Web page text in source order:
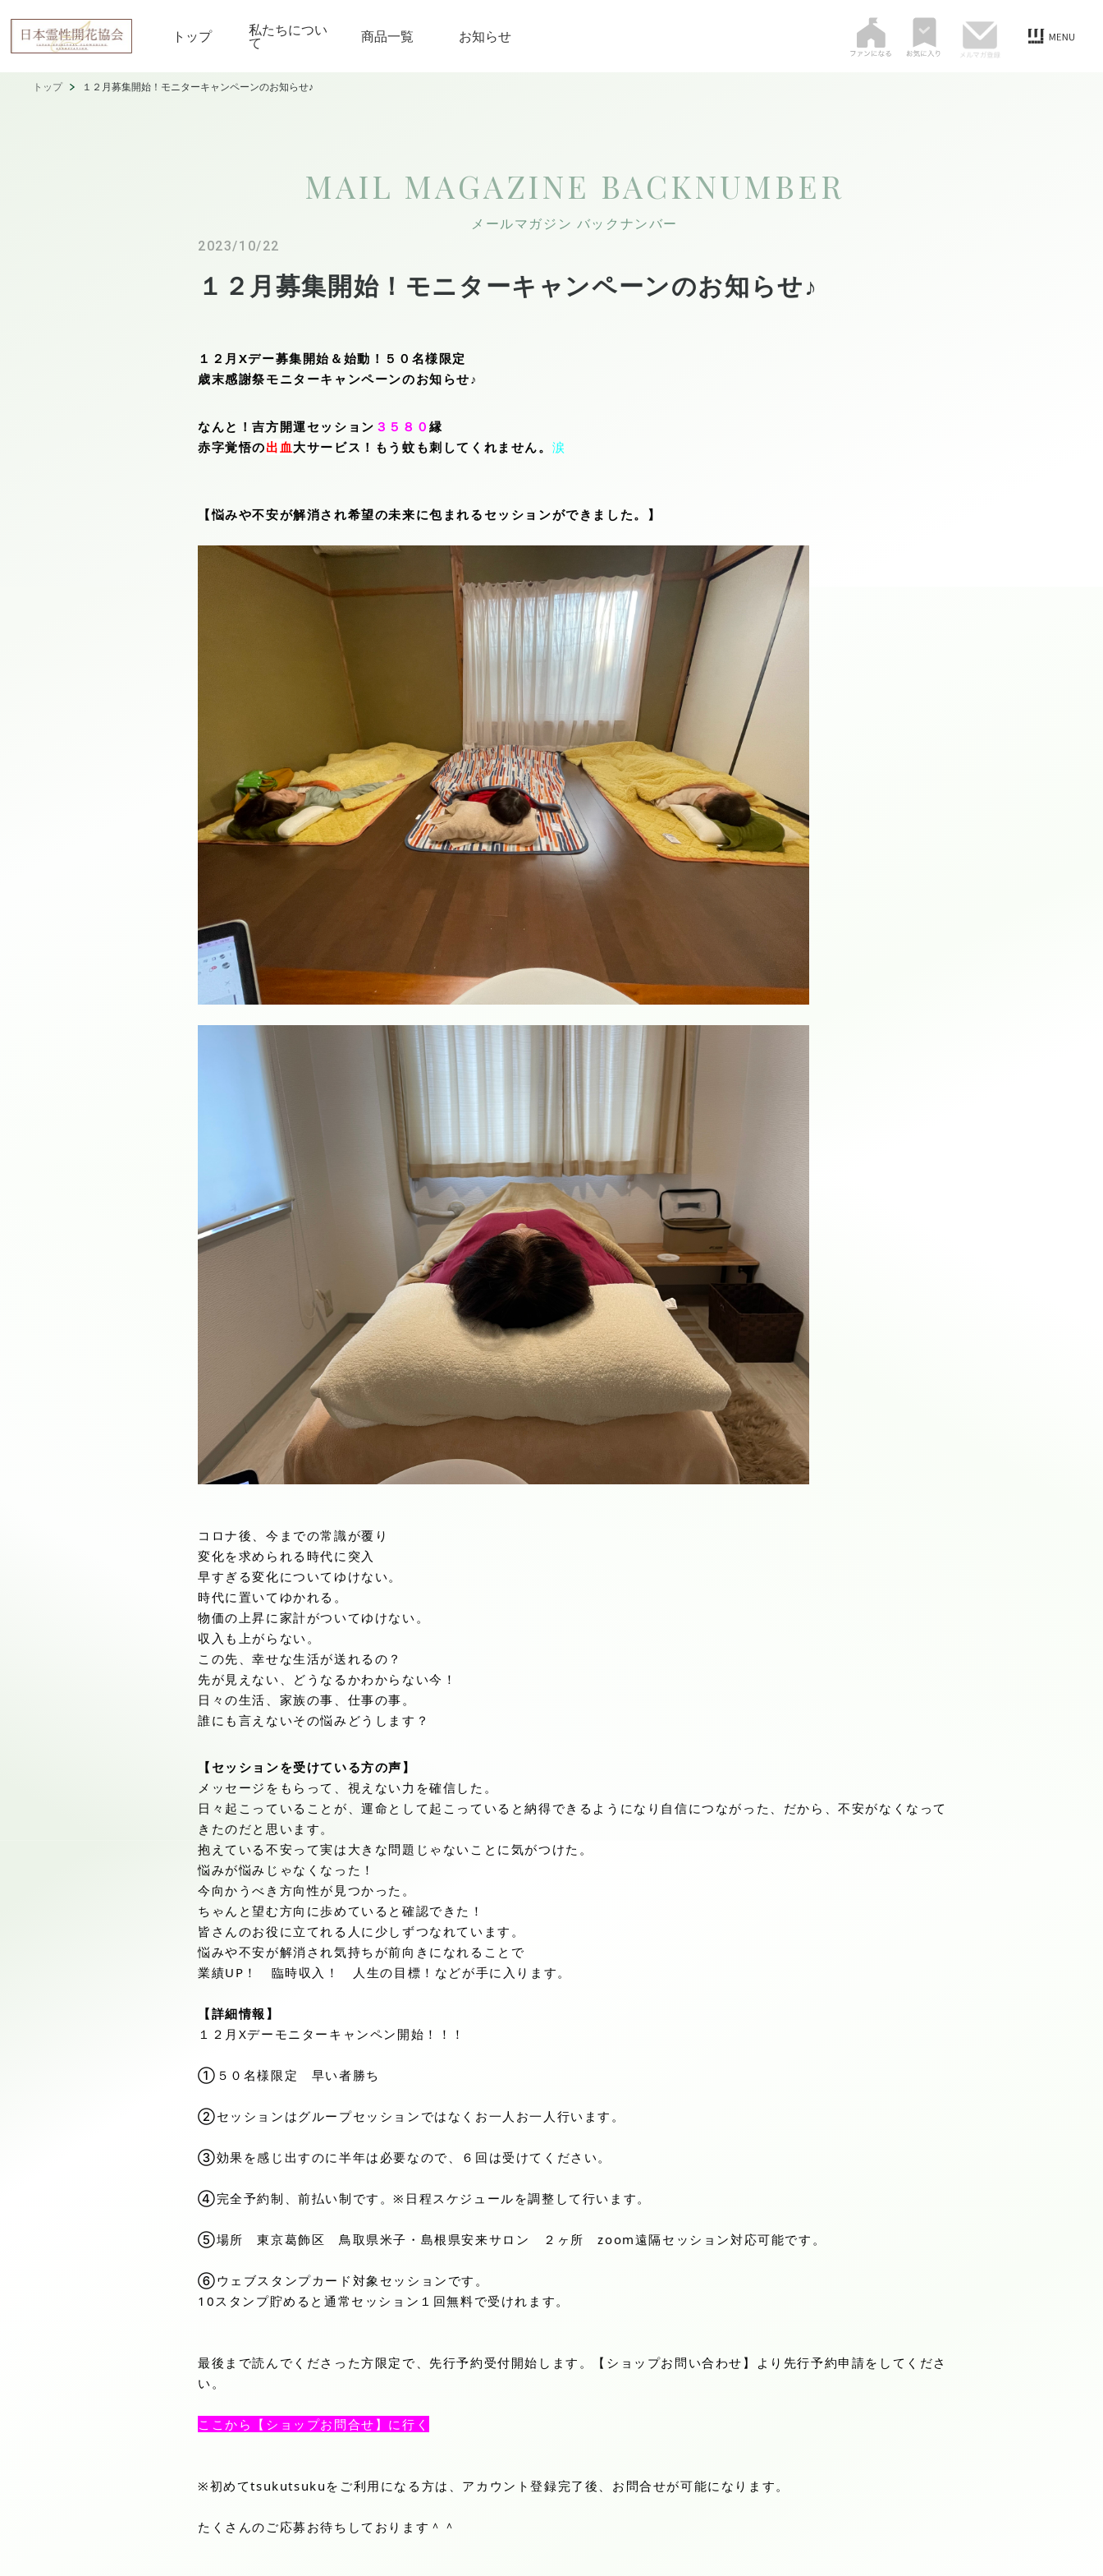
トップ 私たちについ
て 商品一覧 お知らせ
トップ １２月募集開始！モニターキャンペーンのお知らせ♪
MAIL MAGAZINE BACKNUMBER
メールマガジン バックナンバー
2023/10/22
１２月募集開始！モニターキャンペーンのお知らせ♪
１２月Xデー募集開始＆始動！５０名様限定
歳末感謝祭モニターキャンペーンのお知らせ♪
なんと！吉方開運セッション ３５８０縁
赤字覚悟の出血 大サービス！もう蚊も刺してくれません。 涙
【悩みや不安が解消され希望の未来に包まれるセッションができました。】
コロナ後、今までの常識が覆り
変化を求められる時代に突入
早すぎる変化についてゆけない。
時代に置いてゆかれる。
物価の上昇に家計がついてゆけない。
収入も上がらない。
この先、幸せな生活が送れるの？
先が見えない、どうなるかわからない今！
日々の生活、家族の事、仕事の事。
誰にも言えないその悩みどうします？
【セッションを受けている方の声】
メッセージをもらって、視えない力を確信した。
日々起こっていることが、運命として起こっていると納得できるようになり自信につながった、だから、不安がなくなって
きたのだと思います。
抱えている不安って実は大きな問題じゃないことに気がつけた。
悩みが悩みじゃなくなった！
今向かうべき方向性が見つかった。
ちゃんと望む方向に歩めていると確認できた！
皆さんのお役に立てれる人に少しずつなれています。
悩みや不安が解消され気持ちが前向きになれることで
業績UP！ 臨時収入！ 人生の目標！などが手に入ります。
【詳細情報】
１２月Xデーモニターキャンペン開始！！！
①５０名様限定 早い者勝ち
②セッションはグループセッションではなくお一人お一人行います。
③効果を感じ出すのに半年は必要なので、６回は受けてください。
④完全予約制、前払い制です。※日程スケジュールを調整して行います。
⑤場所 東京葛飾区 鳥取県米子・島根県安来サロン ２ヶ所 zoom遠隔セッション対応可能です。
⑥ウェブスタンプカード対象セッションです。
10スタンプ貯めると通常セッション１回無料で受けれます。
最後まで読んでくださった方限定で、先行予約受付開始します。【ショップお問い合わせ】より先行予約申請をしてくださ
い。
ここから【ショップお問合せ】に行く
※初めてtsukutsukuをご利用になる方は、アカウント登録完了後、お問合せが可能になります。
たくさんのご応募お待ちしております＾＾